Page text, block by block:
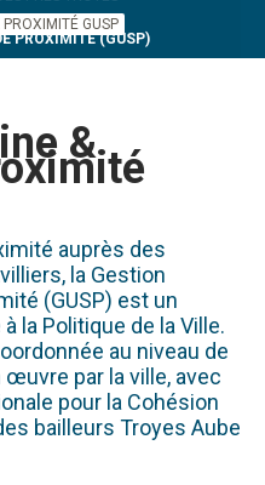
GUSP
PROXIMITÉ (GUSP)
&
auprès des
la Gestion
(GUSP) est un
la Politique de la Ville.
au niveau de
par la ville, avec
pour la Cohésion
bailleurs Troyes Aube